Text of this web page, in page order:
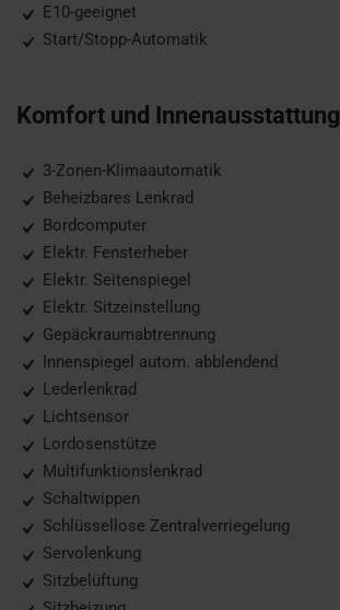
E10-geeignet
Start/Stopp-Automatik
Komfort und Innenausstattung
3-Zonen-Klimaautomatik
Beheizbares Lenkrad
Bordcomputer
Elektr. Fensterheber
Elektr. Seitenspiegel
Elektr. Sitzeinstellung
Gepäckraumabtrennung
Innenspiegel autom. abblendend
Lederlenkrad
Lichtsensor
Lordosenstütze
Multifunktionslenkrad
Schaltwippen
Schlüssellose Zentralverriegelung
Servolenkung
Sitzbelüftung